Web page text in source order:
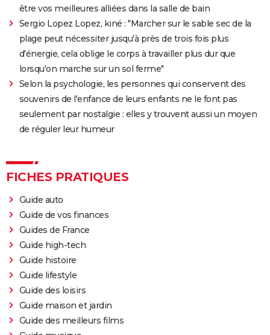
être vos meilleures alliées dans la salle de bain
Sergio Lopez Lopez, kiné : "Marcher sur le sable sec de la
plage peut nécessiter jusqu'à près de trois fois plus
d'énergie, cela oblige le corps à travailler plus dur que
lorsqu'on marche sur un sol ferme"
Selon la psychologie, les personnes qui conservent des
souvenirs de l'enfance de leurs enfants ne le font pas
seulement par nostalgie : elles y trouvent aussi un moyen
de réguler leur humeur
FICHES PRATIQUES
Guide auto
Guide de vos finances
Guides de France
Guide high-tech
Guide histoire
Guide lifestyle
Guide des loisirs
Guide maison et jardin
Guide des meilleurs films